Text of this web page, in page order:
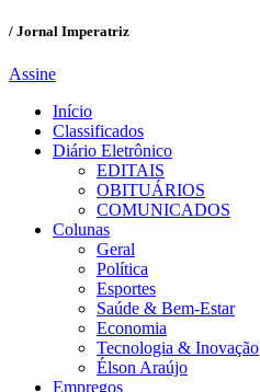
/ Jornal Imperatriz
Assine
Início
Classificados
Diário Eletrônico
EDITAIS
OBITUÁRIOS
COMUNICADOS
Colunas
Geral
Política
Esportes
Saúde & Bem-Estar
Economia
Tecnologia & Inovação
Élson Araújo
Empregos